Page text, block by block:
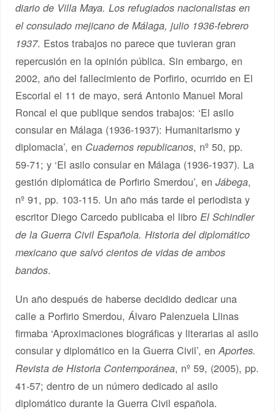
diario de Villa Maya. Los refugiados nacionalistas en
el consulado mejicano de Málaga, julio 1936-febrero
1937. Estos trabajos no parece que tuvieran gran
repercusión en la opinión pública. Sin embargo, en
2002, año del fallecimiento de Porfirio, ocurrido en El
Escorial el 11 de mayo, será Antonio Manuel Moral
Roncal el que publique sendos trabajos: ‘El asilo
consular en Málaga (1936-1937): Humanitarismo y
diplomacia’, en Cuadernos republicanos, nº 50, pp.
59-71; y ‘El asilo consular en Málaga (1936-1937). La
gestión diplomática de Porfirio Smerdou’, enJábega,
nº 91, pp. 103-115. Un año más tarde el periodista y
escritor Diego Carcedo publicaba el libroEl Schindler
de la Guerra Civil Española. Historia del diplomático
mexicano que salvó cientos de vidas de ambos
bandos.
Un año después de haberse decidido dedicar una
calle a Porfirio Smerdou, Álvaro Palenzuela Llinas
firmaba ‘Aproximaciones biográficas y literarias al asilo
consular y diplomático en la Guerra Civil’, enAportes.
Revista de Historia Contemporánea, nº 59, (2005), pp.
41-57; dentro de un número dedicado al asilo
diplomático durante la Guerra Civil española.